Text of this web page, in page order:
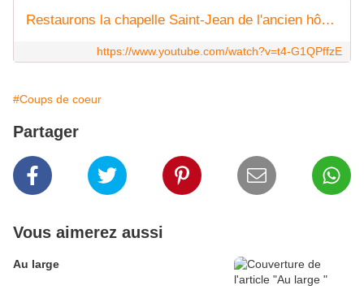
Restaurons la chapelle Saint-Jean de l'ancien hôpital de Sens
https://www.youtube.com/watch?v=t4-G1QPffzE
#Coups de coeur
Partager
Vous aimerez aussi
Au large